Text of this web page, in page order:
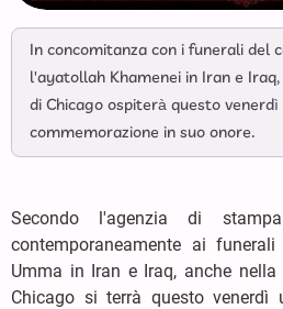
In concomitanza con i funerali del
l'ayatollah Khamenei in Iran e
di Chicago ospiterà questo
commemorazione in suo onore.
Secondo l'agenzia di
contemporaneamente ai
Umma in Iran e Iraq, anche
Chicago si terrà questo